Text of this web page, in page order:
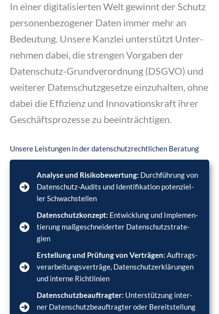
In einer digi­ta­li­sier­ten Welt gewinnt der Schutz
per­so­nen­be­zo­ge­ner Daten immer mehr an
Bedeu­tung. Unse­re Kanz­lei unter­stützt Unter­
neh­men dabei, die stren­gen Vor­ga­ben der
Daten­schutz-Grund­ver­ord­nung (DSGVO) und
wei­te­rer Daten­schutz­ge­set­ze ein­zu­hal­ten, ohne
dabei die Effi­zi­enz und Inno­va­ti­ons­kraft ihrer
Geschäfts­pro­zes­se zu beein­träch­ti­gen.
Unse­re Leis­tun­gen in der daten­schutz­recht­li­chen Bera­tung
Ana­ly­se und Risi­ko­be­wer­tung: Durch­füh­rung von
Daten­schutz-Audits und Iden­ti­fi­ka­ti­on poten­zi­el­
ler Schwach­stel­len
Daten­schutz­kon­zept: Ent­wick­lung und Imple­men­
tie­rung maß­ge­schnei­der­ter Daten­schutz­stra­te­
gien
Erstel­lung und Prü­fung von Ver­trä­gen: Auf­trags­
ver­ar­bei­tungs­ver­trä­ge, Daten­schutz­er­klä­run­gen
und inter­ne Richt­li­ni­en
Daten­schutz­be­auf­trag­ter: Unter­stüt­zung inter­
ner Daten­schutz­be­auf­trag­ter oder Bereit­stel­lung